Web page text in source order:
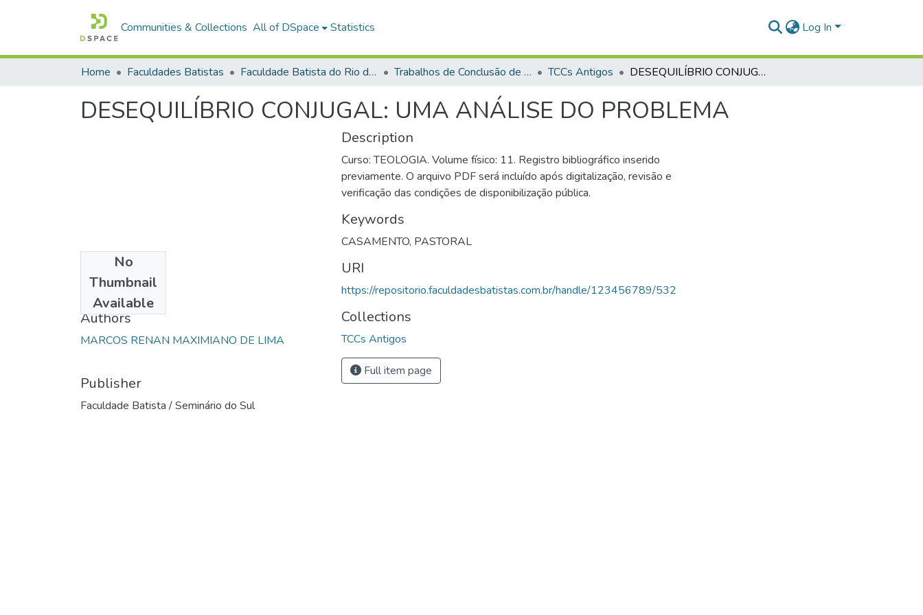
Communities & Collections All of DSpace Statistics Log In
Home Faculdades Batistas Faculdade Batista do Rio de Janeiro (FABAT-RJ) Trabalhos de Conclusão de Curso (TCC) TCCs Antigos DESEQUILÍBRIO CONJUGAL: UMA ANÁLISE DO PROBLEMA
DESEQUILÍBRIO CONJUGAL: UMA ANÁLISE DO PROBLEMA
No
Thumbnail
Available
1993
Authors
MARCOS RENAN MAXIMIANO DE LIMA
Publisher
Faculdade Batista / Seminário do Sul
Description
Curso: TEOLOGIA. Volume físico: 11. Registro bibliográfico inserido
previamente. O arquivo PDF será incluído após digitalização, revisão e
verificação das condições de disponibilização pública.
Keywords
CASAMENTO, PASTORAL
URI
https://repositorio.faculdadesbatistas.com.br/handle/123456789/532
Collections
TCCs Antigos
Full item page